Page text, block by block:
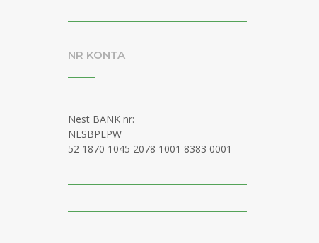
NR KONTA
Nest BANK nr:
NESBPLPW
52 1870 1045 2078 1001 8383 0001